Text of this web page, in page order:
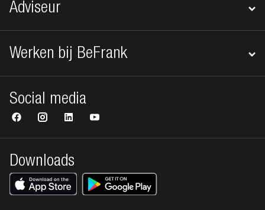
Adviseur
Werken bij BeFrank
Downloads
Social media